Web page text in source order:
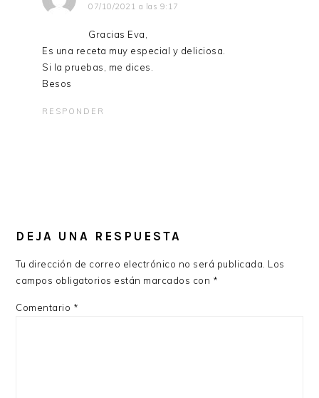
07/10/2021 a las 9:17
Gracias Eva,
Es una receta muy especial y deliciosa.
Si la pruebas, me dices.
Besos
RESPONDER
DEJA UNA RESPUESTA
Tu dirección de correo electrónico no será publicada. Los
campos obligatorios están marcados con *
Comentario *